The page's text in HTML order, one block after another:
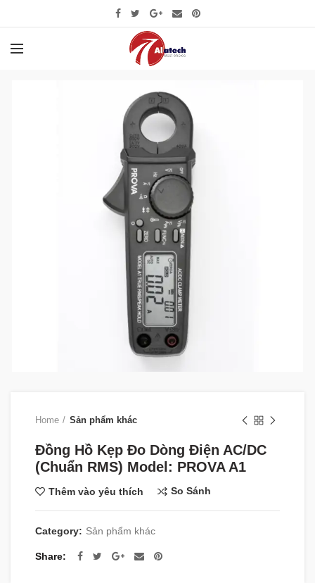
Home Sản phẩm khác
Đồng Hồ Kẹp Đo Dòng Điện AC/DC
(Chuẩn RMS) Model: PROVA A1
Thêm vào yêu thích So Sánh
Category: Sản phẩm khác
Share